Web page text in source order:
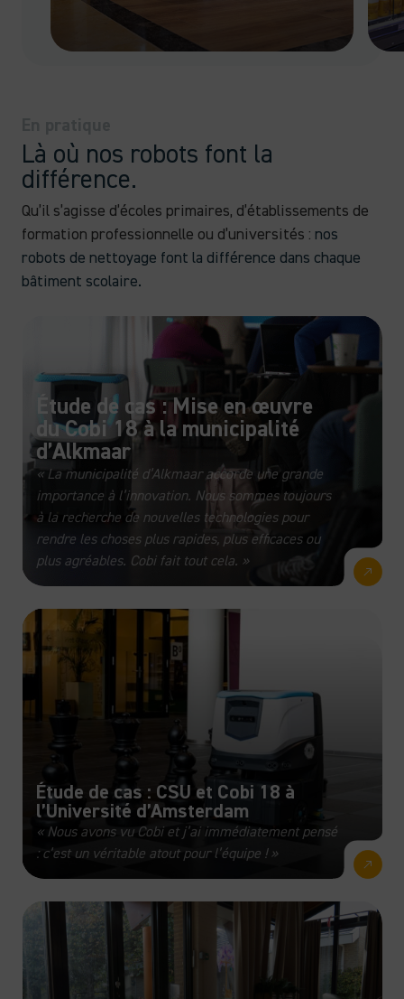
Là où nos robots font la
différence.
Qu’il s’agisse d’écoles primaires, d’établissements de
formation professionnelle ou d’universités : nos
robots de nettoyage font la différence dans chaque
bâtiment scolaire.
Étude de cas : Mise en œuvre
du Cobi 18 à la municipalité
d’Alkmaar
« La municipalité d’Alkmaar accorde une grande
importance à l’innovation. Nous sommes toujours
à la recherche de nouvelles technologies pour
rendre les choses plus rapides, plus efficaces ou
plus agréables. Cobi fait tout cela. »
Étude de cas : CSU et Cobi 18 à
l’Université d’Amsterdam
« Nous avons vu Cobi et j’ai immédiatement pensé
: c’est un véritable atout pour l’équipe ! »